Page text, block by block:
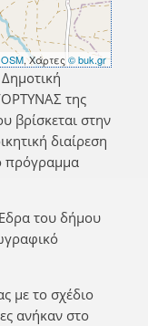
, Χάρτες © buk.gr
της
βρίσκεται στην
διαίρεση
πρόγραμμα
του δήμου
με το σχέδιο
ανήκαν στο